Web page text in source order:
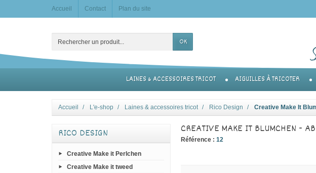
Accueil Contact Plan du site
OK
LAINES & ACCESSOIRES TRICOT AIGUILLES À TRICOTER
Accueil L'e-shop Laines & accessoires tricot Rico Design Creative Make It
RICO DESIGN
Creative Make it Perlchen
Creative Make it tweed
CREATIVE MAKE IT BLUMCHEN -
Référence : 12